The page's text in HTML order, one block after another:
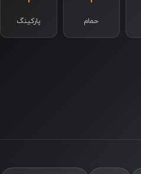
حمام پارکینگ